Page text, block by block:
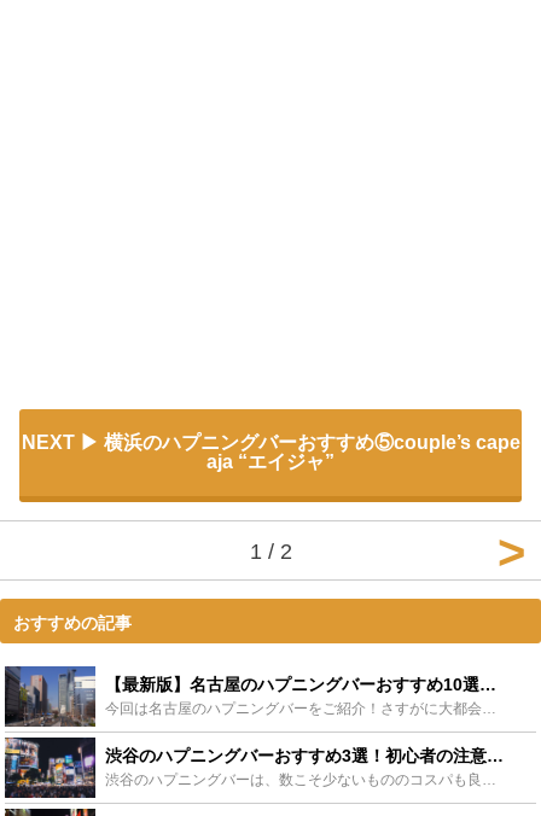
NEXT
横浜のハプニングバーおすすめ⑤couple’s cape
aja “エイジャ”
1 / 2
おすすめの記事
【最新版】名古屋のハプニングバーおすすめ10選！初心者〜ベテランまで楽しめる！ - Leisurego(レジャーゴー)
今回は名古屋のハプニングバーをご紹介！さすがに大都会名古屋ということもあってたくさんのハプニングバーがあります。名古屋のハプバーに行きたいけど、結局どこがいいのかわからないという方のために、おすすめ...
渋谷のハプニングバーおすすめ3選！初心者の注意点や相手との出会い方もご紹介 - Leisurego(レジャーゴー)
渋谷のハプニングバーは、数こそ少ないもののコスパも良く初心者でも楽しみやすいお店が充実しています。 この記事では、そんな渋谷のハプニングバーのおすすめと楽しみ方、注意点からハプニングを起きやすくする...